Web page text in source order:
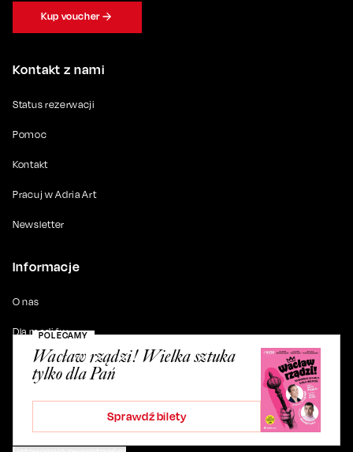
POLECAMY
Wacław rządzi! Wielka sztuka
tylko dla Pań
Sprawdź bilety
Kontakt z nami
Status rezerwacji
Pomoc
Kontakt
Pracuj w Adria Art
Newsletter
Informacje
O nas
Dla mediów
Do pobrania
Polityka prywatności
Kup voucher